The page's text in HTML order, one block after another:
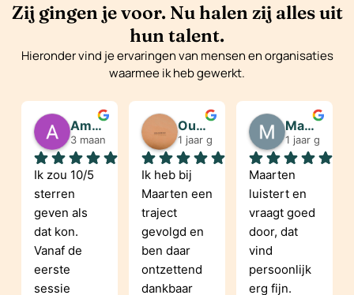
Zij gingen je voor. Nu halen zij alles uit
hun talent.
Hieronder vind je ervaringen van mensen en organisaties
waarmee ik heb gewerkt.
Amanuel Desta
3 maanden geleden
Ik zou 10/5
sterren
geven als
dat kon.
Vanaf de
eerste
sessie
Oumaima Ghamzour
1 jaar geleden
Ik heb bij
Maarten een
traject
gevolgd en
ben daar
ontzettend
dankbaar
Masja Boshart
1 jaar geleden
Maarten
luistert en
vraagt goed
door, dat
vind
persoonlijk
erg fijn.